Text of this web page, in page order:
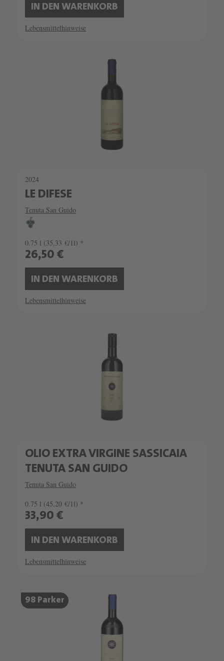
IN DEN WARENKORB
Lebensmittelhinweise
2024
LE DIFESE
Tenuta San Guido
0.75 l (35,33 €/1l) *
26,50 €
IN DEN WARENKORB
Lebensmittelhinweise
OLIO EXTRA VIRGINE SASSICAIA
TENUTA SAN GUIDO
Tenuta San Guido
0.75 l (45,20 €/1l) *
33,90 €
IN DEN WARENKORB
Lebensmittelhinweise
SCHATZKAMMER
SEHR LIMITIERT
98 Parker